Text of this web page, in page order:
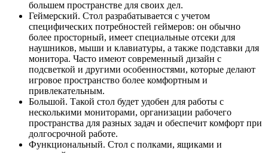
большем пространстве для своих дел.
Геймерский. Стол разрабатывается с учетом
специфических потребностей геймеров: он обычно
более просторный, имеет специальные отсеки для
наушников, мыши и клавиатуры, а также подставки для
монитора. Часто имеют современный дизайн с
подсветкой и другими особенностями, которые делают
игровое пространство более комфортным и
привлекательным.
Большой. Такой стол будет удобен для работы с
несколькими мониторами, организации рабочего
пространства для разных задач и обеспечит комфорт при
долгосрочной работе.
Функциональный. Стол с полками, ящиками и